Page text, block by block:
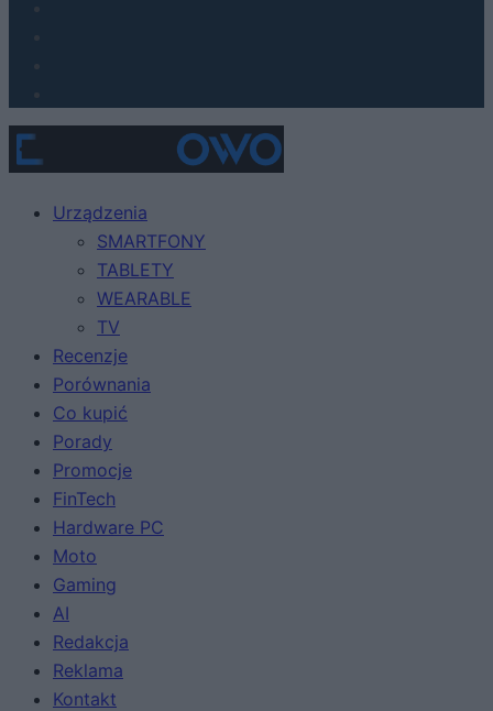
Urządzenia
SMARTFONY
TABLETY
WEARABLE
TV
Recenzje
Porównania
Co kupić
Porady
Promocje
FinTech
Hardware PC
Moto
Gaming
AI
Redakcja
Reklama
Kontakt